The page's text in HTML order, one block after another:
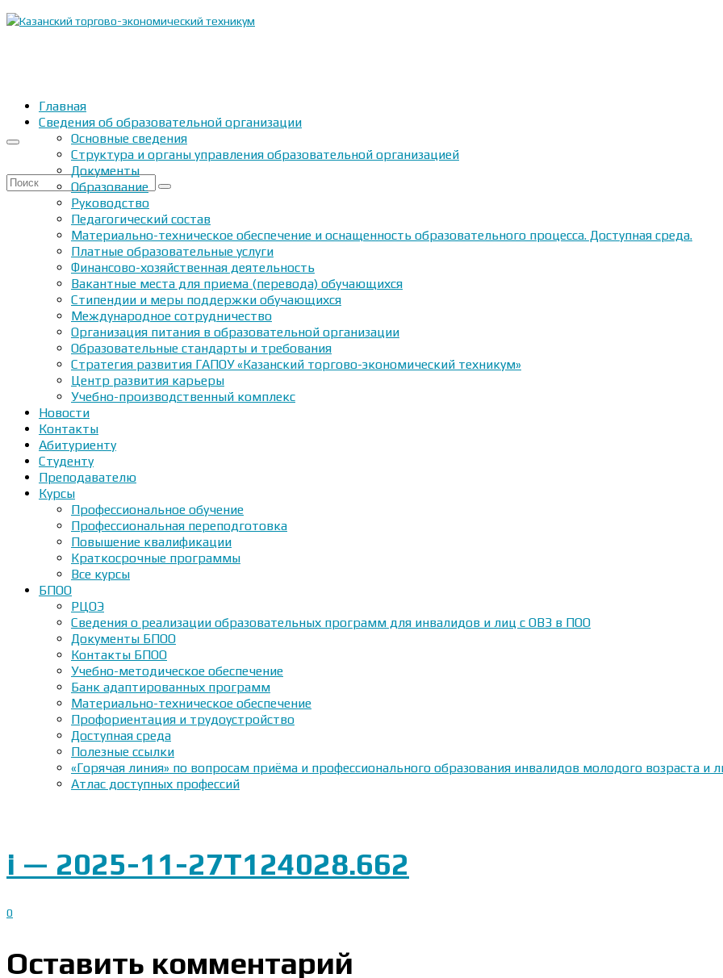
Искать:
Главная
Сведения об образовательной организации
Основные сведения
Структура и органы управления образовательной организацией
Документы
Образование
Руководство
Педагогический состав
Материально-техническое обеспечение и оснащенность образовательного процесса. Доступная среда.
Платные образовательные услуги
Финансово-хозяйственная деятельность
Вакантные места для приема (перевода) обучающихся
Стипендии и меры поддержки обучающихся
Международное сотрудничество
Организация питания в образовательной организации
Образовательные стандарты и требования
Стратегия развития ГАПОУ «Казанский торгово-экономический техникум»
Центр развития карьеры
Учебно-производственный комплекс
Новости
Контакты
Абитуриенту
Студенту
Преподавателю
Курсы
Профессиональное обучение
Профессиональная переподготовка
Повышение квалификации
Краткосрочные программы
Все курсы
БПОО
РЦОЭ
Сведения о реализации образовательных программ для инвалидов и лиц с ОВЗ в ПОО
Документы БПОО
Контакты БПОО
Учебно-методическое обеспечение
Банк адаптированных программ
Материально-техническое обеспечение
Профориентация и трудоустройство
Доступная среда
Полезные ссылки
«Горячая линия» по вопросам приёма и профессионального образования инвалидов молодого возраста
Атлас доступных профессий
i — 2025-11-27T124028.662
0
Оставить комментарий